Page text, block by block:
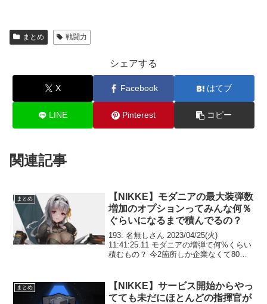
まとめ 戦闘力
シェアする
X Facebook はてブ
LINE Pinterest コピー
関連記事
まとめ
【NIKKE】モダニアの最大装弾数
増加のオプションってみんな何％
ぐらいになるまで積んでるの？
193: 名無しさん 2023/04/25(火)
11:41:25.11 モダニアの増弾て何%くらい
積むもの？ 今2箇所しか企業なくて80く
まとめ
【NIKKE】サービス開始からやっ
てても未だにほとんどの指揮官が